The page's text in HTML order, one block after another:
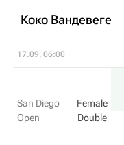
Коко Вандевеге
17.09, 06:00
San Diego
Open
Female
Double